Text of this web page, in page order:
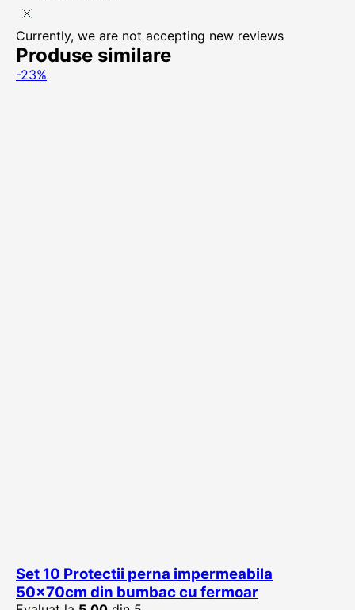
Currently, we are not accepting new reviews
Produse similare
-23%
Set 10 Protectii perna impermeabila
50x70cm din bumbac cu fermoar